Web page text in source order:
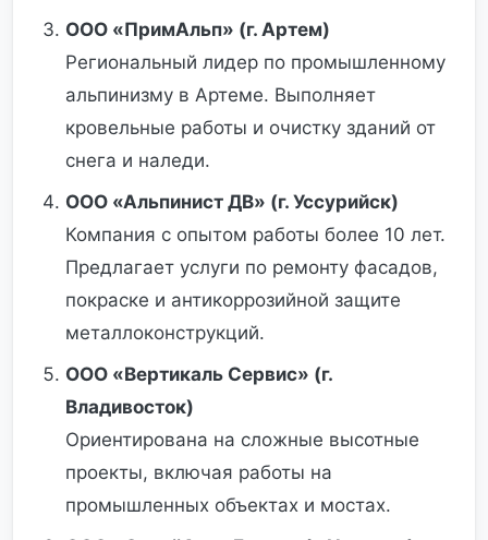
ООО «ПримАльп» (г. Артем)
Региональный лидер по промышленному
альпинизму в Артеме. Выполняет
кровельные работы и очистку зданий от
снега и наледи.
ООО «Альпинист ДВ» (г. Уссурийск)
Компания с опытом работы более 10 лет.
Предлагает услуги по ремонту фасадов,
покраске и антикоррозийной защите
металлоконструкций.
ООО «Вертикаль Сервис» (г.
Владивосток)
Ориентирована на сложные высотные
проекты, включая работы на
промышленных объектах и мостах.